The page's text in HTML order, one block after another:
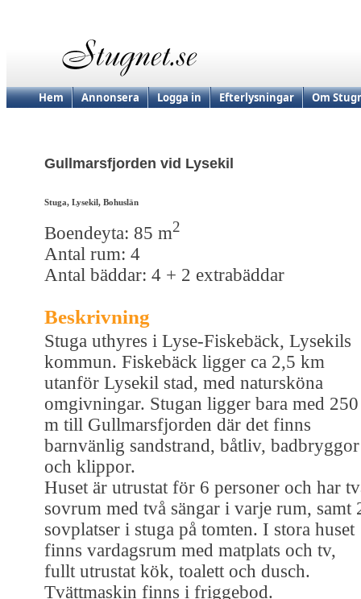
Hem Annonsera Logga in Efterlysningar Om
Gullmarsfjorden vid Lysekil
Stuga, Lysekil, Bohuslän
Boendeyta: 85 m2
Antal rum: 4
Antal bäddar: 4 + 2 extrabäddar
Beskrivning
Stuga uthyres i Lyse-Fiskebäck, Lysekils
kommun. Fiskebäck ligger ca 2,5 km
utanför Lysekil stad, med natursköna
omgivningar. Stugan ligger bara med 250
m till Gullmarsfjorden där det finns
barnvänlig sandstrand, båtliv, badbryggor
och klippor.
Huset är utrustat för 6 personer och har
sovrum med två sängar i varje rum, samt
sovplatser i stuga på tomten. I stora huset
finns vardagsrum med matplats och tv,
fullt utrustat kök, toalett och dusch.
Tvättmaskin finns i friggebod.